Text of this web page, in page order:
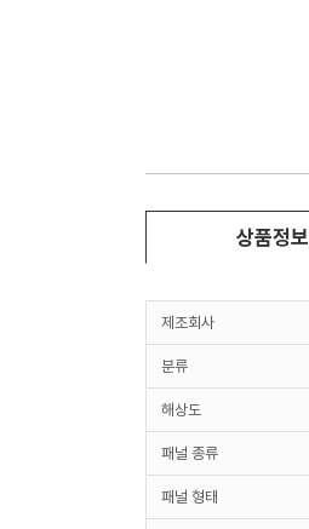
상품정보
제조회사
분류
해상도
패널 종류
패널 형태